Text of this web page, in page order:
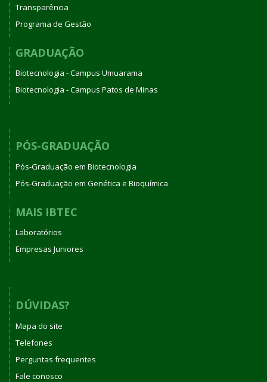
Transparência
Programa de Gestão
GRADUAÇÃO
Biotecnologia - Campus Umuarama
Biotecnologia - Campus Patos de Minas
PÓS-GRADUAÇÃO
Pós-Graduação em Biotecnologia
Pós-Graduação em Genética e Bioquímica
MAIS IBTEC
Laboratórios
Empresas Juniores
DÚVIDAS?
Mapa do site
Telefones
Perguntas frequentes
Fale conosco